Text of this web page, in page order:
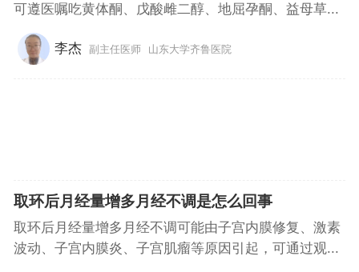
可遵医嘱吃黄体酮、戊酸雌二醇、地屈孕酮、益母草...
李杰 副主任医师 山东大学齐鲁医院
取环后月经量增多月经不调是怎么回事
取环后月经量增多月经不调可能由子宫内膜修复、激素
波动、子宫内膜炎、子宫肌瘤等原因引起，可通过观...